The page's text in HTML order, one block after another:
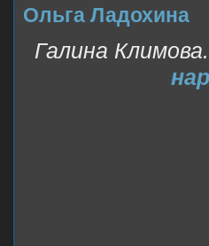
Ольга Ладохина
Галина